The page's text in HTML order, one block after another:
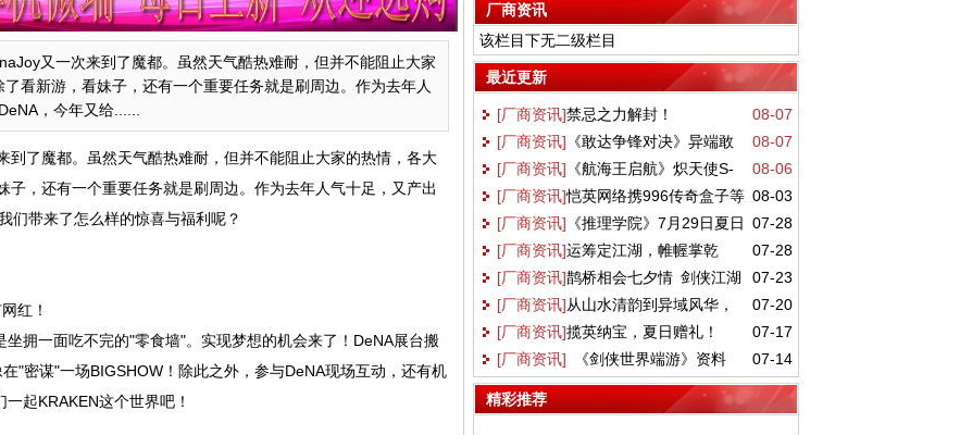
又一次来到了魔都。虽然天气酷热难耐，但并不能阻止大家
看新游，看妹子，还有一个重要任务就是刷周边。作为去年人
，今年又给......
到了魔都。虽然天气酷热难耐，但并不能阻止大家的热情，各大
，还有一个重要任务就是刷周边。作为去年人气十足，又产出
们带来了怎么样的惊喜与福利呢？
红！
拥一面吃不完的"零食墙"。实现梦想的机会来了！DeNA展台搬
"密谋"一场BIGSHOW！除此之外，参与DeNA现场互动，还有机
起KRAKEN这个世界吧！
厂商资讯
该栏目下无二级栏目
最近更新
08-07
[厂商资讯]禁忌之力解封！
GQuuuuuuX正式降临万代《敢达决战》！
08-07
[厂商资讯] 《敢达争锋对决》异端敢
达金色机天照正式参战 双形态演绎空中战
技
08-06
[厂商资讯] 《航海王启航》炽天使S-
蛇女正式登场！这份阵容搭配请收好
08-03
[厂商资讯]恺英网络携996传奇盒子等
三大产品亮相2026 ChinaJoy 沙巴克城、
归心城池实景落地展馆
07-28
[厂商资讯] 《推理学院》7月29日夏日
盛会活动完美呈现
07-28
[厂商资讯]运筹定江湖，帷幄掌乾
坤！《剑网一》全新资料片【运筹帷幄】今
日上线！
07-23
[厂商资讯]鹊桥相会七夕情 剑侠江湖
共良辰 《剑网2》七夕版本今日浪漫开启！
07-20
[厂商资讯]从山水清韵到异域风华，
盛夏新裳伴你共赴新章！
07-17
[厂商资讯]揽英纳宝，夏日赠礼！
《剑侠世界3》夏日新品与福利上线！
07-14
[厂商资讯] 《剑侠世界端游》资料
片 “开疆拓土” 今日上线，战域领土开放
精彩推荐